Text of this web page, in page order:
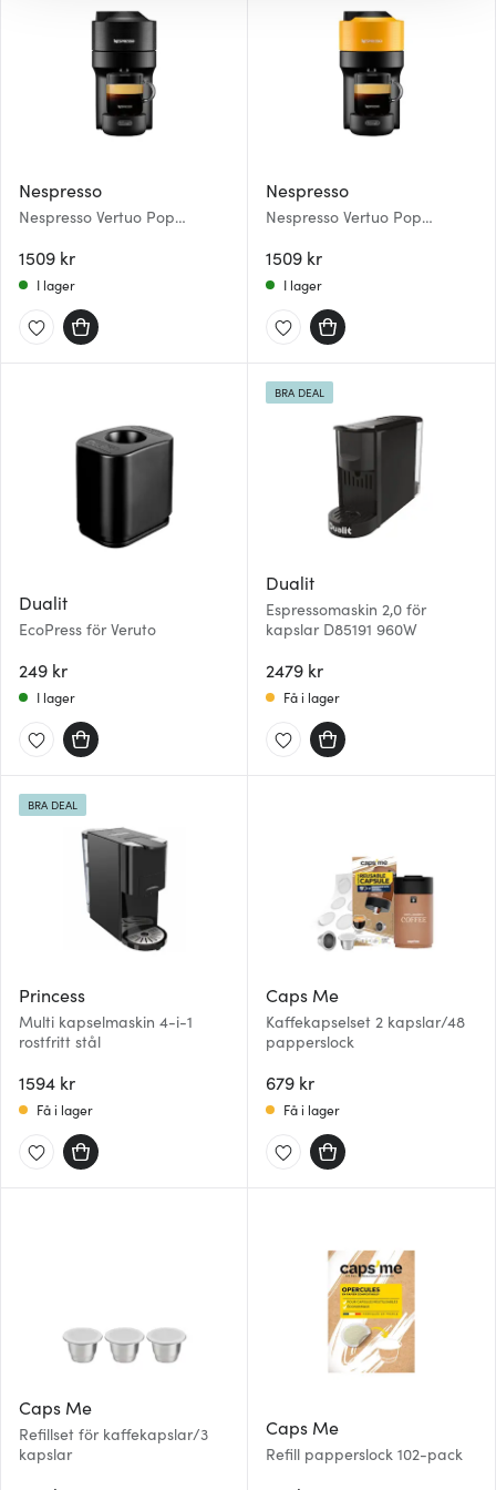
som du vill dela med dig av.
Nespresso
Nespresso Vertuo Pop
1509 kr
I lager
Nespresso
Nespresso Vertuo Pop
1509 kr
I lager
Dualit
EcoPress för Veruto
249 kr
I lager
Dualit
Espressomaskin 2,0 för
kapslar D85191 960W
2479 kr
BRA DEAL
Få i lager
Princess
Multi kapselmaskin 4-i-1
rostfritt stål
1594 kr
BRA DEAL
Få i lager
Caps Me
Kaffekapselset 2 kapslar/48
papperslock
679 kr
Få i lager
Caps Me
Refillset för kaffekapslar/3
kapslar
Caps Me
Refill papperslock 102-pack